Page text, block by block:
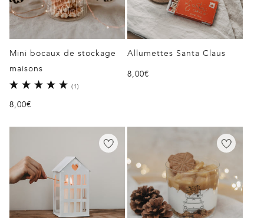
Mini bocaux de stockage
maisons
(1)
Prix
8,00€
Allumettes Santa Claus
Prix
8,00€